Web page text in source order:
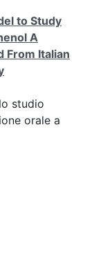
to Study
A
From Italian
studio
orale a